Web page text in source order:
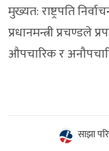
मुख्यत: राष्ट्रपति
प्रधानमन्त्री प्रचण्डले
औपचारिक र
साझा